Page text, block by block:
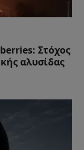
Στόχος
αλυσίδας